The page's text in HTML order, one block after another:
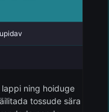
ning hoiduge
tossude sära